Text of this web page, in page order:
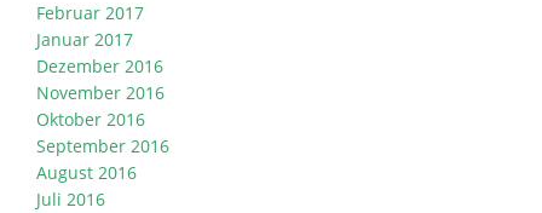
Februar 2017
Januar 2017
Dezember 2016
November 2016
Oktober 2016
September 2016
August 2016
Juli 2016